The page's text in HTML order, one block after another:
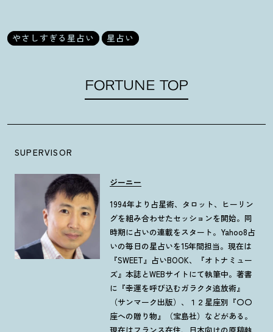
やさしすぎる星占い 星占い
FORTUNE TOP
SUPERVISOR
ジーニー
1994年より占星術、タロット、ヒーリン
グを組み合わせたセッションを開始。同
時期に占いの連載をスタート。Yahoo8占
いの毎日の星占いを15年間担当。現在は
『SWEET』占いBOOK、『オトナミュー
ズ』本誌とWEBサイトにて執筆中。著書
に『幸運を呼び込むガラクタ追放術』
（サンマーク出版）、１２星座別『〇〇
座への贈り物』（宝島社）などがある。